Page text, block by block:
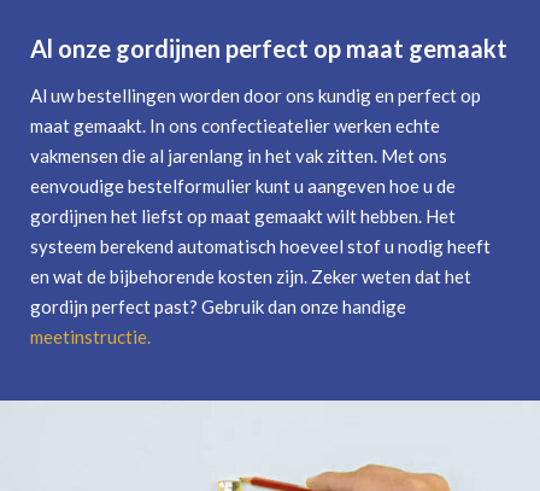
Al onze gordijnen perfect op maat gemaakt
Al uw bestellingen worden door ons kundig en perfect op
maat gemaakt. In ons confectieatelier werken echte
vakmensen die al jarenlang in het vak zitten. Met ons
eenvoudige bestelformulier kunt u aangeven hoe u de
gordijnen het liefst op maat gemaakt wilt hebben. Het
systeem berekend automatisch hoeveel stof u nodig heeft
en wat de bijbehorende kosten zijn. Zeker weten dat het
gordijn perfect past? Gebruik dan onze handige
meetinstructie.